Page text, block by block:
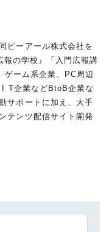
ピーアール株式会社を
の学校』「入門広報講
ゲーム系企業、PC周辺
T企業などBtoB企業な
サポートに加え、大手
テンツ配信サイト開発